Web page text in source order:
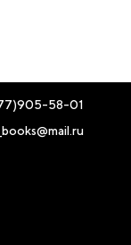
58-01